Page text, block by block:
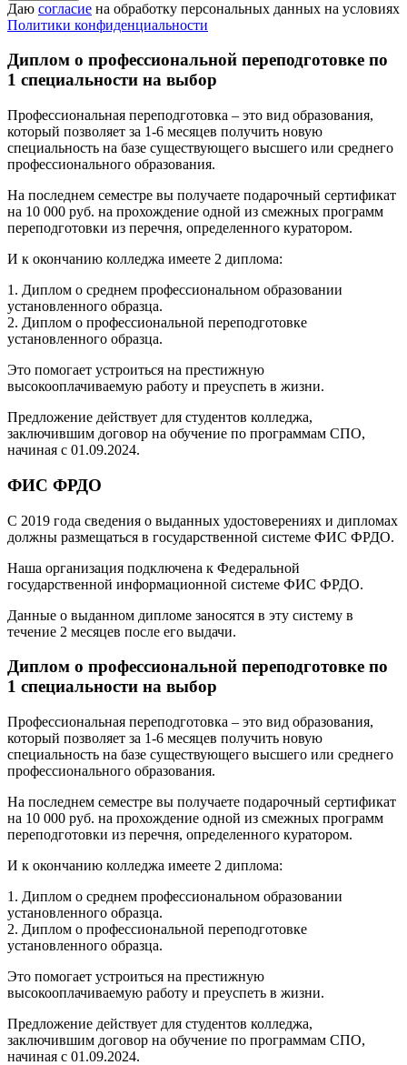
Даю согласие на обработку персональных данных на условиях
Политики конфиденциальности
Диплом о профессиональной переподготовке по
1 специальности на выбор
Профессиональная переподготовка – это вид образования,
который позволяет за 1-6 месяцев получить новую
специальность на базе существующего высшего или среднего
профессионального образования.
На последнем семестре вы получаете подарочный сертификат
на 10 000 руб. на прохождение одной из смежных программ
переподготовки из перечня, определенного куратором.
И к окончанию колледжа имеете 2 диплома:
1. Диплом о среднем профессиональном образовании
установленного образца.
2. Диплом о профессиональной переподготовке
установленного образца.
Это помогает устроиться на престижную
высокооплачиваемую работу и преуспеть в жизни.
Предложение действует для студентов колледжа,
заключившим договор на обучение по программам СПО,
начиная с 01.09.2024.
ФИС ФРДО
С 2019 года сведения о выданных удостоверениях и дипломах
должны размещаться в государственной системе ФИС ФРДО.
Наша организация подключена к Федеральной
государственной информационной системе ФИС ФРДО.
Данные о выданном дипломе заносятся в эту систему в
течение 2 месяцев после его выдачи.
Диплом о профессиональной переподготовке по
1 специальности на выбор
Профессиональная переподготовка – это вид образования,
который позволяет за 1-6 месяцев получить новую
специальность на базе существующего высшего или среднего
профессионального образования.
На последнем семестре вы получаете подарочный сертификат
на 10 000 руб. на прохождение одной из смежных программ
переподготовки из перечня, определенного куратором.
И к окончанию колледжа имеете 2 диплома:
1. Диплом о среднем профессиональном образовании
установленного образца.
2. Диплом о профессиональной переподготовке
установленного образца.
Это помогает устроиться на престижную
высокооплачиваемую работу и преуспеть в жизни.
Предложение действует для студентов колледжа,
заключившим договор на обучение по программам СПО,
начиная с 01.09.2024.